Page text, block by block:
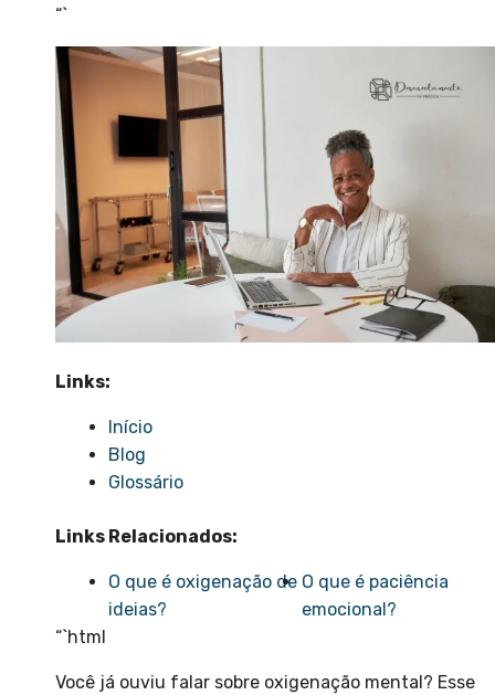
“`
Links:
Início
Blog
Glossário
Links Relacionados:
O que é oxigenação de
ideias?
O que é paciência
emocional?
“`html
Você já ouviu falar sobre oxigenação mental? Esse